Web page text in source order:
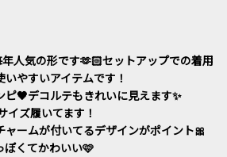
人気の形です🫶🏻セットアップでの着用
やすいアイテムです！
🖤デコルテもきれいに見えます✨
ズ履いてます！
ャームが付いてるデザインがポイント🎀
ぽくてかわいい🩷